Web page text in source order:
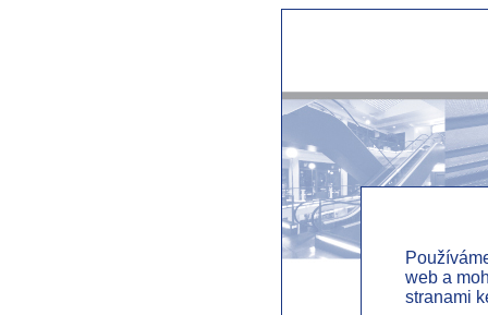
ČS
web a
stranami